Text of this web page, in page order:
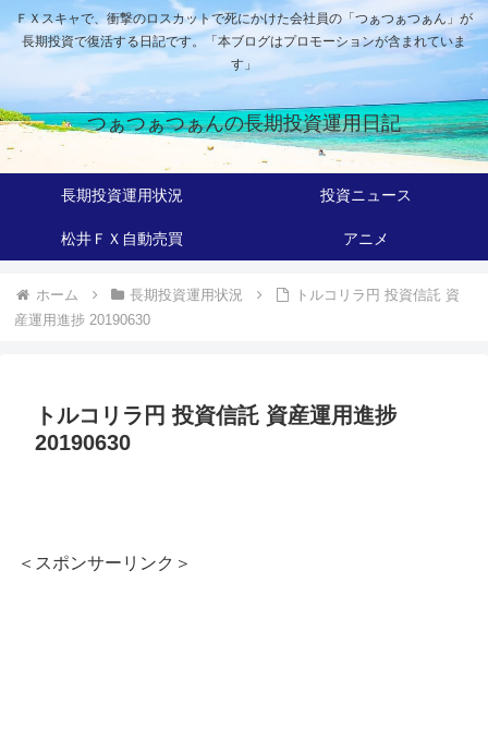
ＦＸスキャで、衝撃のロスカットで死にかけた会社員の「つぁつぁつぁん」が
長期投資で復活する日記です。「本ブログはプロモーションが含まれていま
す」
つぁつぁつぁんの長期投資運用日記
長期投資運用状況 投資ニュース
松井ＦＸ自動売買 アニメ
ホーム 長期投資運用状況
トルコリラ円 投資信託 資
産運用進捗 20190630
トルコリラ円 投資信託 資産運用進捗
20190630
＜スポンサーリンク＞